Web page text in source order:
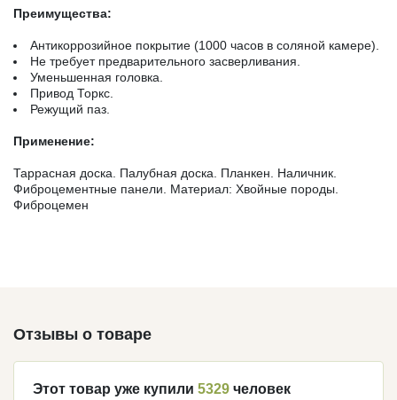
Преимущества:
Антикоррозийное покрытие (1000 часов в соляной камере).
Не требует предварительного засверливания.
Уменьшенная головка.
Привод Торкс.
Режущий паз.
Применение:
Таррасная доска. Палубная доска. Планкен. Наличник.
Фиброцементные панели. Материал: Хвойные породы.
Фиброцемен
Отзывы о товаре
Этот товар уже купили 5329 человек